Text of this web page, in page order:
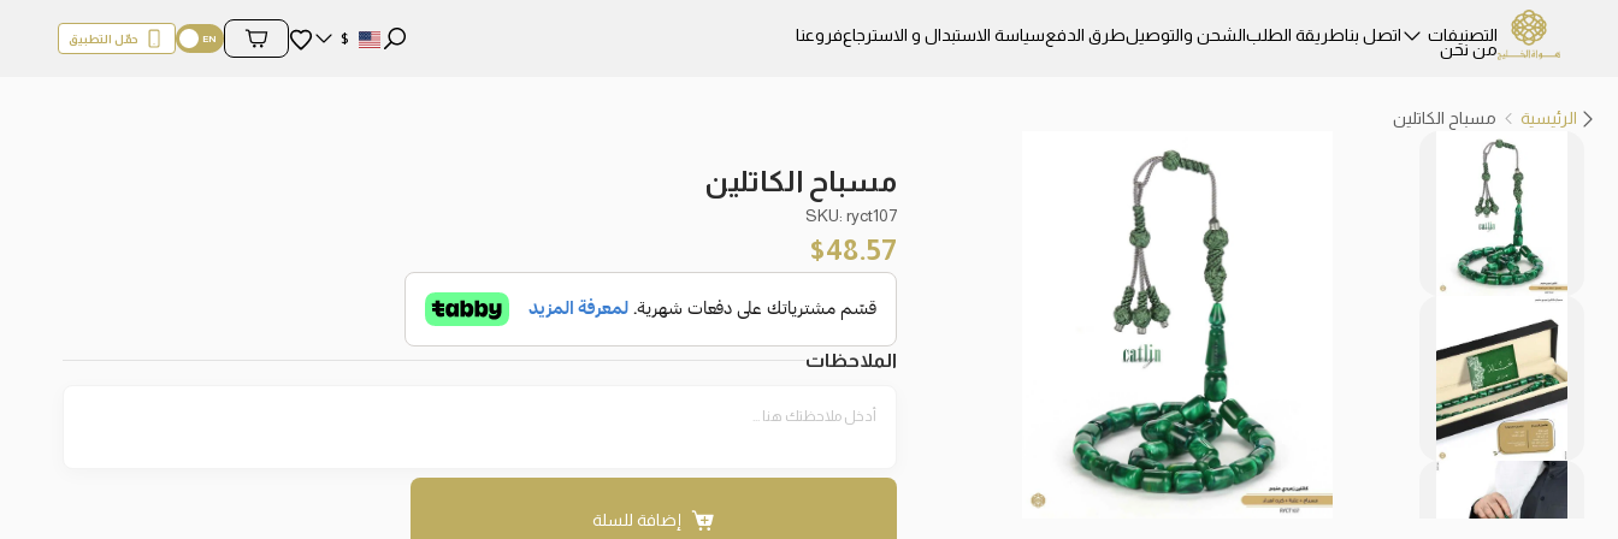
التصنيفات اتصل بناطريقة الطلبالشحن والتوصيلطرق الدفعسياسة الاستبدال و الاسترجاعفروعنا
من نحن
$ المفضلة
محتويات السلة
حمّل التطبيق
الرئيسية مسباح الكاتلين
مسباح الكاتلين
SKU: ryct107
48.57
$
الملاحظات
إضافة للسلة